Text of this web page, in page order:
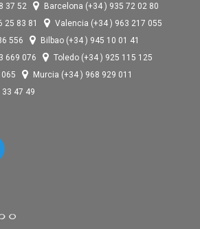
37 52
Barcelona (+34 ) 935 72 02 80
25 83 81
Valencia (+34 ) 963 217 055
556
Bilbao (+34 ) 945 10 01 41
669 076
Toledo (+34 ) 925 115 125
Murcia (+34 ) 968 929 011
47 49